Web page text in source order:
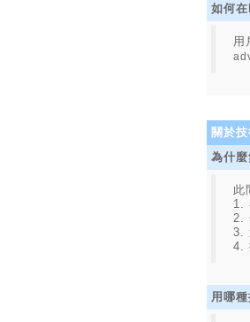
如何
用
關於
為什
此
1.
2.
3.
4.
用哪